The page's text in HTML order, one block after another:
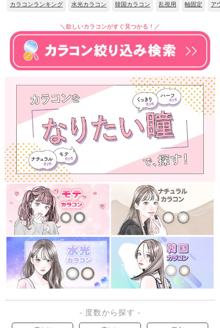
カラコンランキング 水光カラコン 韓国カラコン 乱視用 軸固定 ア
＼欲しいカラコンがすぐ見つかる！／
- 度数から探す -